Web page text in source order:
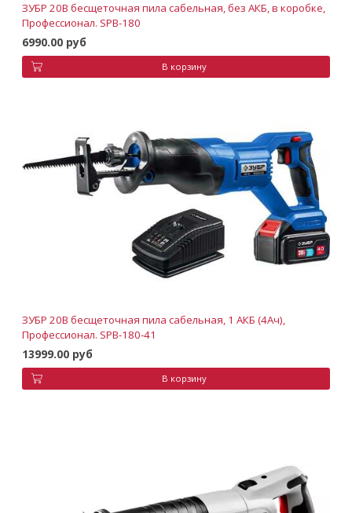
ЗУБР 20В бесщеточная пила сабельная, без АКБ, в коробке,
Профессионал. SPB-180
6990.00 руб
В корзину
ЗУБР 20В бесщеточная пила сабельная, 1 АКБ (4Ач),
Профессионал. SPB-180-41
13999.00 руб
В корзину